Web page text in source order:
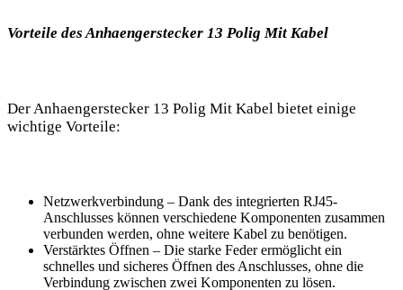
Vorteile des Anhaengerstecker 13 Polig Mit Kabel
Der Anhaengerstecker 13 Polig Mit Kabel bietet einige
wichtige Vorteile:
Netzwerkverbindung – Dank des integrierten RJ45-
Anschlusses können verschiedene Komponenten zusammen
verbunden werden, ohne weitere Kabel zu benötigen.
Verstärktes Öffnen – Die starke Feder ermöglicht ein
schnelles und sicheres Öffnen des Anschlusses, ohne die
Verbindung zwischen zwei Komponenten zu lösen.